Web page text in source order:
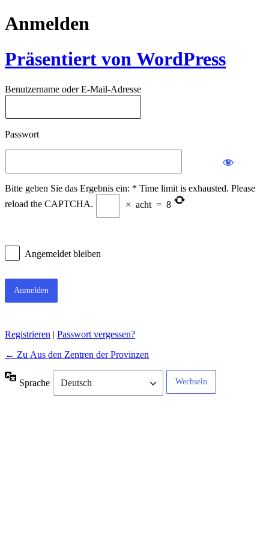
Anmelden
Präsentiert von WordPress
Benutzername oder E-Mail-Adresse
Passwort
Bitte geben Sie das Ergebnis ein: * Time limit is exhausted. Please
reload the CAPTCHA.
× acht = 8
Angemeldet bleiben
Registrieren | Passwort vergessen?
← Zu Aus den Zentren der Provinzen
Sprache